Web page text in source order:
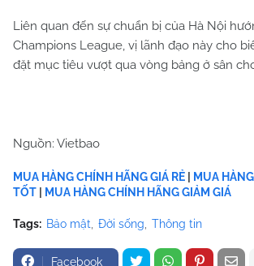
Liên quan đến sự chuẩn bị của Hà Nội
Champions League, vị lãnh đạo này cho
đặt mục tiêu vượt qua vòng bảng ở sân
Nguồn: Vietbao
MUA HÀNG CHÍNH HÃNG GIÁ RẺ
MUA
TỐT
MUA HÀNG CHÍNH HÃNG GIẢM GIÁ
Tags: Bảo mật Đời sống Thông tin
Facebook